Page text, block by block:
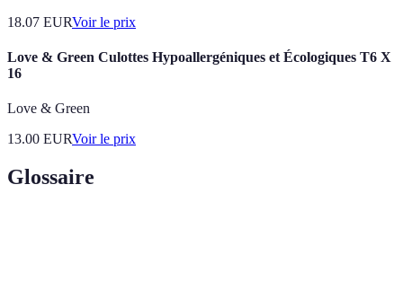
18.07 EURVoir le prix
Love & Green Culottes Hypoallergéniques et Écologiques T6 X
16
Love & Green
13.00 EURVoir le prix
Glossaire